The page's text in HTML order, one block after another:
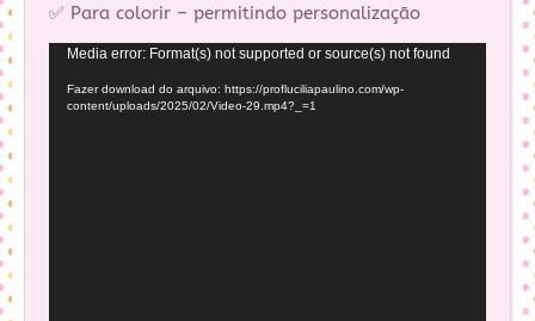
✅ Para colorir – permitindo personalização
Tocador
de
vídeo
Media error: Format(s) not supported or source(s) not found
Fazer download do arquivo: https://profluciliapaulino.com/wp-
content/uploads/2025/02/Video-29.mp4?_=1